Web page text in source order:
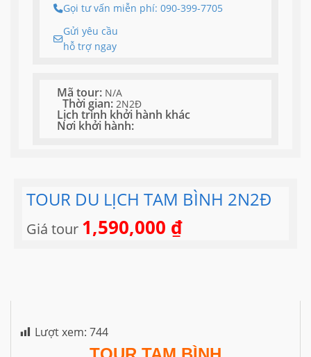
Gọi tư vấn miễn phí: 090-399-7705
Gửi yêu cầu
hỗ trợ ngay
Mã tour: N/A
Thời gian: 2N2Đ
Lịch trình khởi hành khác
Nơi khởi hành:
TOUR DU LỊCH TAM BÌNH 2N2Đ
Giá tour 1,590,000 ₫
Lượt xem: 744